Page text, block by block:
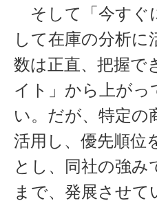
そして「今すぐ
して在庫の分析に
数は正直、把握で
イト」から上が
い。だが、特定の
活用し、優先順位
とし、同社の強
まで、発展させて